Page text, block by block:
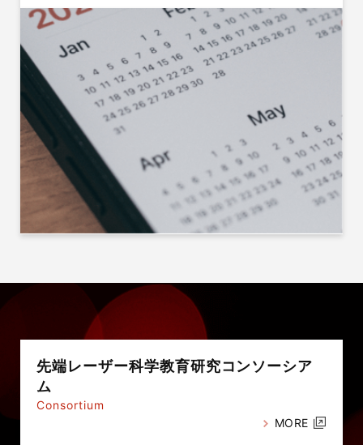
先端レーザー科学教育研究コンソーシア
ム
Consortium
MORE